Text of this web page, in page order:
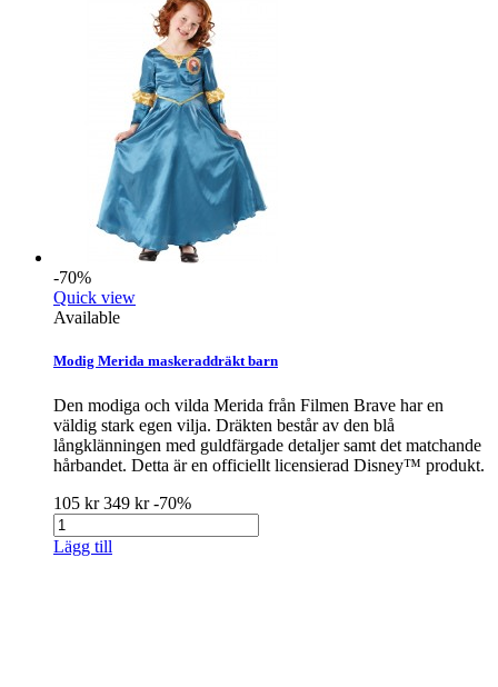
-70%
Quick view
Available
Modig Merida maskeraddräkt barn
Den modiga och vilda Merida från Filmen Brave har en
väldig stark egen vilja. Dräkten består av den blå
långklänningen med guldfärgade detaljer samt det matchande
hårbandet. Detta är en officiellt licensierad Disney™ produkt.
105 kr349 kr-70%
Lägg till